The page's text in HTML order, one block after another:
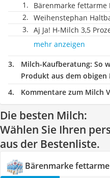
Bärenmarke fettarme
Weihenstephan
Aj Ja! H-Milch 3,5
mehr anzeigen
Milch-Kaufberatung: So
Produkt aus dem obigen
Kommentare zum Milch
Die besten Milch:
Wählen Sie Ihren
aus der Bestenliste.
Bärenmarke